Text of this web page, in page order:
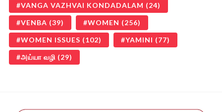
VANGA VAZHVAI KONDADALAM (24)
VENBA (39) WOMEN (256)
WOMEN ISSUES (102) YAMINI (77)
அய்யா வழி (29)